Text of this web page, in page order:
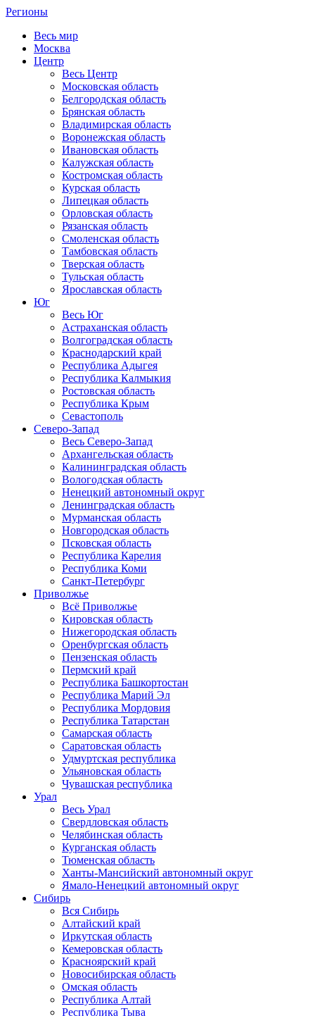
Регионы
Весь мир
Москва
Центр
Весь Центр
Московская область
Белгородская область
Брянская область
Владимирская область
Воронежская область
Ивановская область
Калужская область
Костромская область
Курская область
Липецкая область
Орловская область
Рязанская область
Смоленская область
Тамбовская область
Тверская область
Тульская область
Ярославская область
Юг
Весь Юг
Астраханская область
Волгоградская область
Краснодарский край
Республика Адыгея
Республика Калмыкия
Ростовская область
Республика Крым
Севастополь
Северо-Запад
Весь Северо-Запад
Архангельская область
Калининградская область
Вологодская область
Ненецкий автономный округ
Ленинградская область
Мурманская область
Новгородская область
Псковская область
Республика Карелия
Республика Коми
Санкт-Петербург
Приволжье
Всё Приволжье
Кировская область
Нижегородская область
Оренбургская область
Пензенская область
Пермский край
Республика Башкортостан
Республика Марий Эл
Республика Мордовия
Республика Татарстан
Самарская область
Саратовская область
Удмуртская республика
Ульяновская область
Чувашская республика
Урал
Весь Урал
Свердловская область
Челябинская область
Курганская область
Тюменская область
Ханты-Мансийский автономный округ
Ямало-Ненецкий автономный округ
Сибирь
Вся Сибирь
Алтайский край
Иркутская область
Кемеровская область
Красноярский край
Новосибирская область
Омская область
Республика Алтай
Республика Тыва